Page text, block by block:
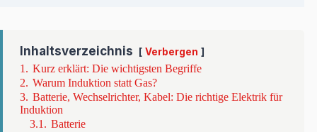
Inhaltsverzeichnis Verbergen
1. Kurz erklärt: Die wichtigsten Begriffe
2. Warum Induktion statt Gas?
3. Batterie, Wechselrichter, Kabel: Die richtige Elektrik für
Induktion
3.1. Batterie